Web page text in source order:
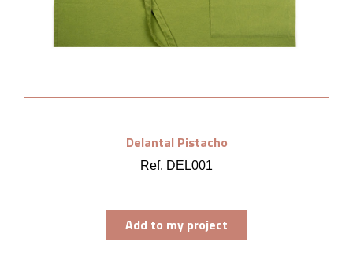
Delantal Pistacho
Ref. DEL001
Add to my project